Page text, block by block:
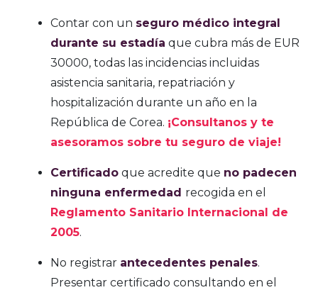
Contar con un seguro médico integral
durante su estadía que cubra más de EUR
30000, todas las incidencias incluidas
asistencia sanitaria, repatriación y
hospitalización durante un año en la
República de Corea. ¡Consultanos y te
asesoramos sobre tu seguro de viaje!
Certificado que acredite que no padecen
ninguna enfermedad recogida en el
Reglamento Sanitario Internacional de
2005.
No registrar antecedentes penales.
Presentar certificado consultando en el